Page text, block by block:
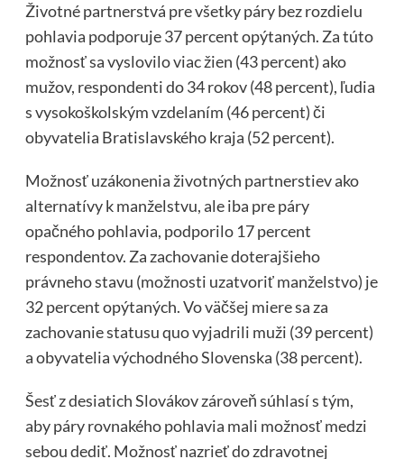
Životné partnerstvá pre všetky páry bez rozdielu
pohlavia podporuje 37 percent opýtaných. Za túto
možnosť sa vyslovilo viac žien (43 percent) ako
mužov, respondenti do 34 rokov (48 percent), ľudia
s vysokoškolským vzdelaním (46 percent) či
obyvatelia Bratislavského kraja (52 percent).
Možnosť uzákonenia životných partnerstiev ako
alternatívy k manželstvu, ale iba pre páry
opačného pohlavia, podporilo 17 percent
respondentov. Za zachovanie doterajšieho
právneho stavu (možnosti uzatvoriť manželstvo) je
32 percent opýtaných. Vo väčšej miere sa za
zachovanie statusu quo vyjadrili muži (39 percent)
a obyvatelia východného Slovenska (38 percent).
Šesť z desiatich Slovákov zároveň súhlasí s tým,
aby páry rovnakého pohlavia mali možnosť medzi
sebou dediť. Možnosť nazrieť do zdravotnej